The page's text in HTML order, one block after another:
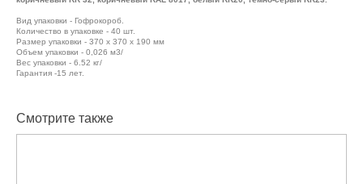
Вид упаковки - Гофрокороб.
Количество в упаковке - 40 шт.
Размер упаковки - 370 x 370 x 190 мм
Объем упаковки - 0,026 м3/
Вес упаковки - 6.52 кг/
Гарантия -15 лет.
Смотрите также